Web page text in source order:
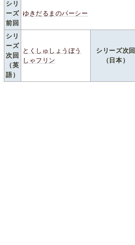
シリ
ーズ
前回
ゆきだるまのパーシー
シリ
ーズ
次回
（英
語）
とくしゅしょうぼう
しゃフリン
シリーズ次回
（日本）